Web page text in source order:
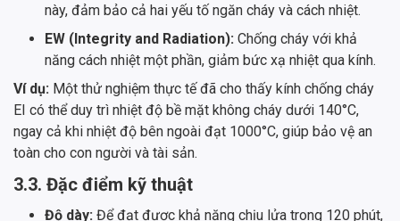
này, đảm bảo cả hai yếu tố ngăn cháy và cách nhiệt.
EW (Integrity and Radiation): Chống cháy với khả
năng cách nhiệt một phần, giảm bức xạ nhiệt qua kính.
Ví dụ: Một thử nghiệm thực tế đã cho thấy kính chống cháy
EI có thể duy trì nhiệt độ bề mặt không cháy dưới 140°C,
ngay cả khi nhiệt độ bên ngoài đạt 1000°C, giúp bảo vệ an
toàn cho con người và tài sản.
3.3. Đặc điểm kỹ thuật
Độ dày: Để đạt được khả năng chịu lửa trong 120 phút,